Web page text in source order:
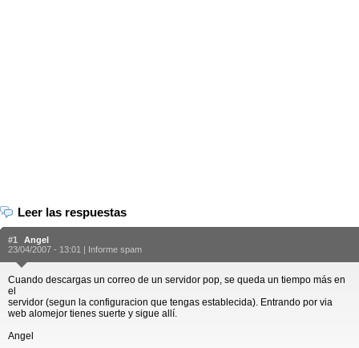
Leer las respuestas
#1
Angel
23/04/2007 - 13:01 | Informe spam
Cuando descargas un correo de un servidor pop, se queda un tiempo más en
el
servidor (segun la configuracion que tengas establecida). Entrando por via
web alomejor tienes suerte y sigue allí.
Angel